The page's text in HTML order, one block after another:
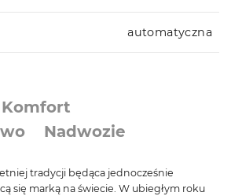
automatyczna
Komfort
Nadwozie
tradycji będąca jednocześnie
się marką na świecie. W ubiegłym roku